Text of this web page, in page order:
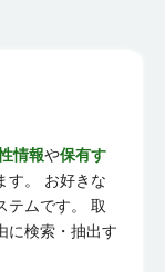
情報や保有す
す。 お好きな
テムです。 取
に検索・抽出す